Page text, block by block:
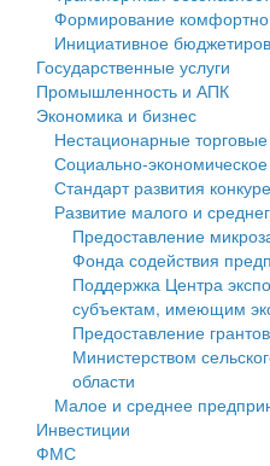
Государственные услуги
Промышленность и АПК
Экономика и бизнес
Символика
Устав
Гостям округа
Туризм
Культура
Образование
Здравоохранение
Социальная защита
Фотоальбом
муниципального округа
Администрация Кашинского
Тверской области
Управление сельскими
Открытые данные
Работа с обращениями
Муниципальный контроль
Муниципальные услуги
Проекты административных
Финансовое управление
Бюджет для граждан
Имущество
Выявление
объектов недвижимости
Имущественная
среднего
Информационная
среднего
Формирование
Инициативное
Государственные услуги
Промышленность и АПК
Экономика и бизнес
Нестационарные
Социально-
Стандарт развития
Развитие малого и
Предоставление
Фонда содействия
Поддержка Центра
субъектам, имеющим
Предоставление
Министерством
области
Малое и среднее
Инвестиции
ФМС